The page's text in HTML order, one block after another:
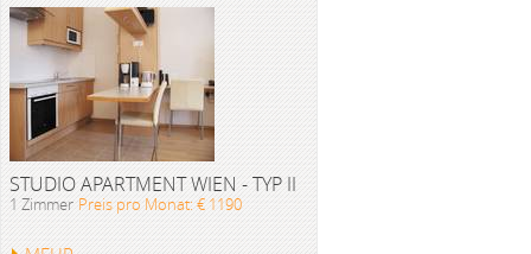
STUDIO APARTMENT WIEN - TYP II
1 Zimmer Preis pro Monat: € 1190